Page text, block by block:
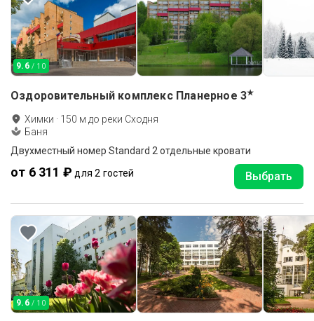
9.6 / 10
Оздоровительный комплекс Планерное 3★
Химки · 150 м до реки Сходня
Баня
Двухместный номер Standard 2 отдельные кровати
от 6 311 ₽ для 2 гостей Выбрать
9.6 / 10